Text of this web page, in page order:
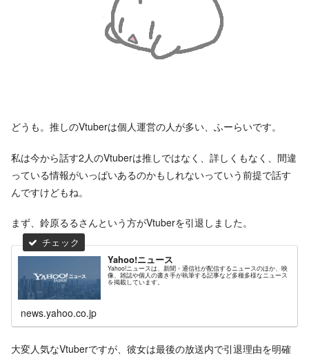
どうも。推しのVtuberは個人運営の人が多い、ふーらいです。
私は今から話す2人のVtuberは推しではなく、詳しくもなく、間違
っている情報がいっぱいあるのかもしれないっていう前提で話す
んですけどもね。
まず、鈴原るるさんという方がVtuberを引退しました。
Yahoo!ニュース
Yahoo!ニュースは、新聞・通信社が配信するニュースのほか、映
像、雑誌や個人の書き手が執筆する記事など多種多様なニュース
を掲載しています。
news.yahoo.co.jp
大変人気なVtuberですが、彼女は最後の放送内で引退理由を明確